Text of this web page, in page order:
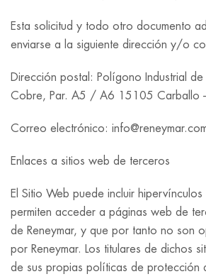
Esta solicitud y todo otro documento
enviarse a la siguiente dirección y/o
Dirección postal: Polígono Industrial
Cobre, Par. A5 / A6 15105 Carballo
Correo electrónico:
Enlaces a sitios web de terceros
El Sitio Web puede incluir
permiten acceder a páginas web de
de Reneymar, y que por tanto no son
por Reneymar. Los titulares de dichos
de sus propias políticas de protección